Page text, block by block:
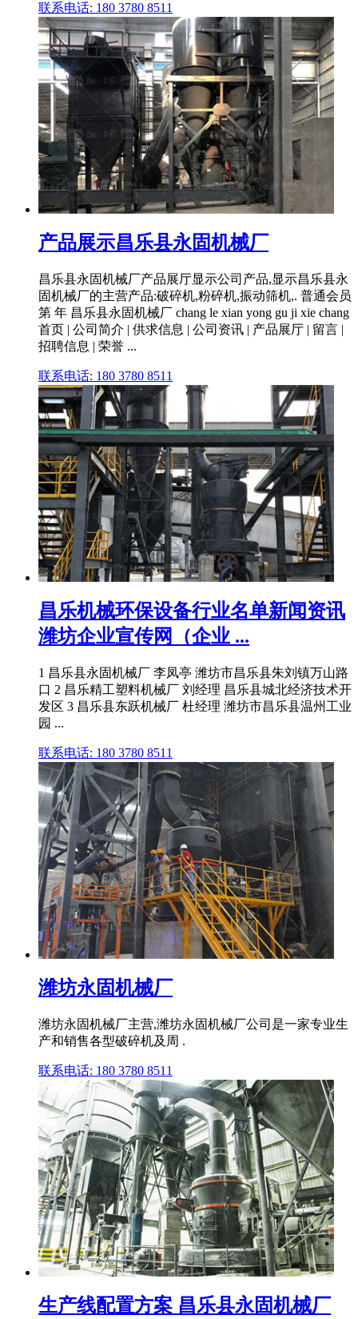
联系电话: 180 3780 8511
产品展示昌乐县永固机械厂
昌乐县永固机械厂产品展厅显示公司产品,显示昌乐县永
固机械厂的主营产品:破碎机,粉碎机,振动筛机,. 普通会员
第 年 昌乐县永固机械厂 chang le xian yong gu ji xie chang
首页 | 公司简介 | 供求信息 | 公司资讯 | 产品展厅 | 留言 |
招聘信息 | 荣誉 ...
联系电话: 180 3780 8511
昌乐机械环保设备行业名单新闻资讯
潍坊企业宣传网（企业 ...
1 昌乐县永固机械厂 李凤亭 潍坊市昌乐县朱刘镇万山路
口 2 昌乐精工塑料机械厂 刘经理 昌乐县城北经济技术开
发区 3 昌乐县东跃机械厂 杜经理 潍坊市昌乐县温州工业
园 ...
联系电话: 180 3780 8511
潍坊永固机械厂
潍坊永固机械厂主营,潍坊永固机械厂公司是一家专业生
产和销售各型破碎机及周 .
联系电话: 180 3780 8511
生产线配置方案 昌乐县永固机械厂